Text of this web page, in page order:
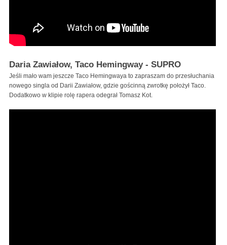
Daria Zawiałow, Taco Hemingway - SUPRO
Jeśli mało wam jeszcze Taco Hemingwaya to zapraszam do przesłuchania
nowego singla od Darii Zawiałow, gdzie gościnną zwrotkę położył Taco.
Dodatkowo w klipie rolę rapera odegrał Tomasz Kot.